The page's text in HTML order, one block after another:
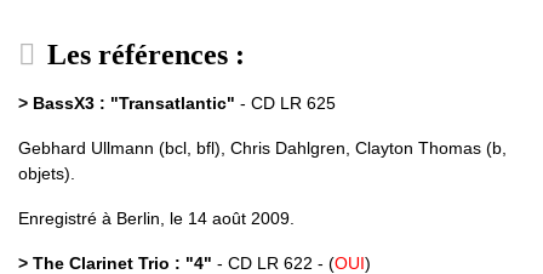
Les références :
> BassX3 : "Transatlantic" - CD LR 625
Gebhard Ullmann (bcl, bfl), Chris Dahlgren, Clayton Thomas (b,
objets).
Enregistré à Berlin, le 14 août 2009.
> The Clarinet Trio : "4" - CD LR 622 - (OUI)